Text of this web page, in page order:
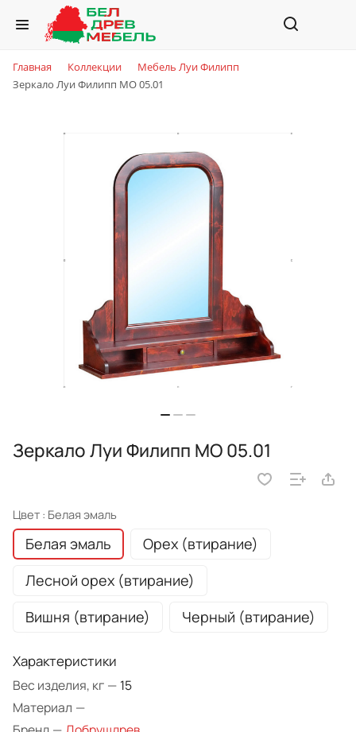
Главная Коллекции
Мебель Луи Филипп
Зеркало Луи Филипп МО 05.01
Зеркало Луи Филипп МО 05.01
Цвет : Белая эмаль
Белая эмаль
Орех (втирание)
Лесной орех (втирание)
Вишня (втирание)
Черный (втирание)
Характеристики
Вес изделия, кг — 15
Материал —